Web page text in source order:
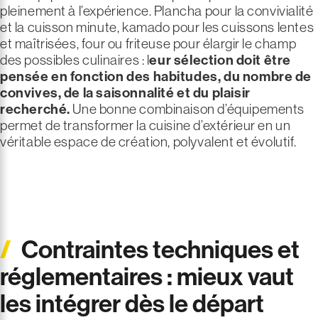
pleinement à l’expérience. Plancha pour la convivialité
et la cuisson minute, kamado pour les cuissons lentes
et maîtrisées, four ou friteuse pour élargir le champ
des possibles culinaires : leur sélection doit être
pensée en fonction des habitudes, du nombre de
convives, de la saisonnalité et du plaisir
recherché. Une bonne combinaison d’équipements
permet de transformer la cuisine d’extérieur en un
véritable espace de création, polyvalent et évolutif.
Contraintes techniques et
réglementaires : mieux vaut
les intégrer dès le départ